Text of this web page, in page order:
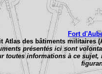
Fort
Atlas des bâtiments militaires
présentés ici sont
toutes informations à ce